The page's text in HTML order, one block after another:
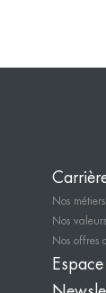
Nos métiers
Nos valeurs
Nos offres